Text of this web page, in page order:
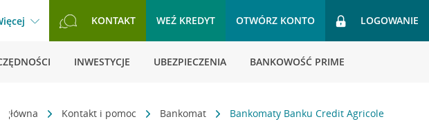
KONTAKT WEŹ KREDYT OTWÓRZ KONTO LOGOWANIE
INWESTYCJE UBEZPIECZENIA BANKOWOŚĆ PRIME
główna Kontakt i pomoc Bankomat Bankomaty Banku Credit Agricole